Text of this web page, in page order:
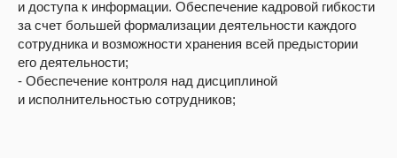
и доступа к информации. Обеспечение кадровой гибкости
за счет большей формализации деятельности каждого
сотрудника и возможности хранения всей предыстории
его деятельности;
- Обеспечение контроля над дисциплиной
и исполнительностью сотрудников;